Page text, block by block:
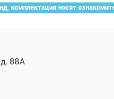
комплектация носят
88А